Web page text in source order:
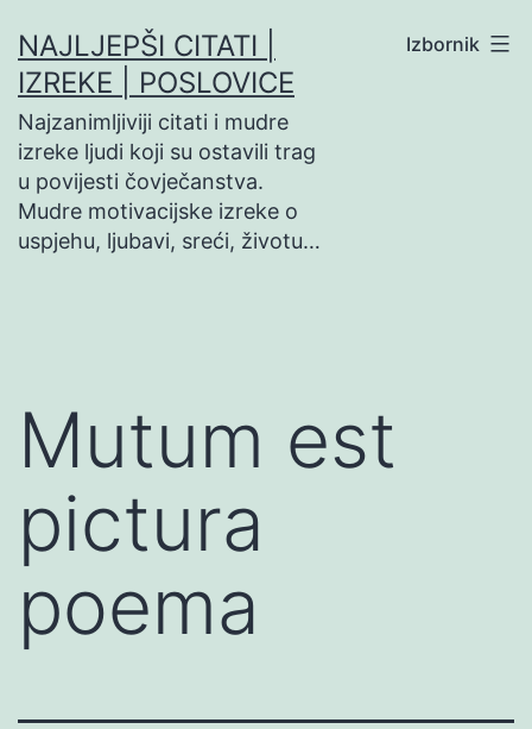
na
sadržaj
NAJLJEPŠI CITATI |
IZREKE | POSLOVICE
Najzanimljiviji citati i mudre
izreke ljudi koji su ostavili trag
u povijesti čovječanstva.
Mudre motivacijske izreke o
uspjehu, ljubavi, sreći, životu…
Izbornik
Mutum est
pictura
poema